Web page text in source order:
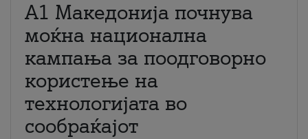
A1 Македонија почнува
моќна национална
кампања за поодговорно
користење на
технологијата во
сообраќајот